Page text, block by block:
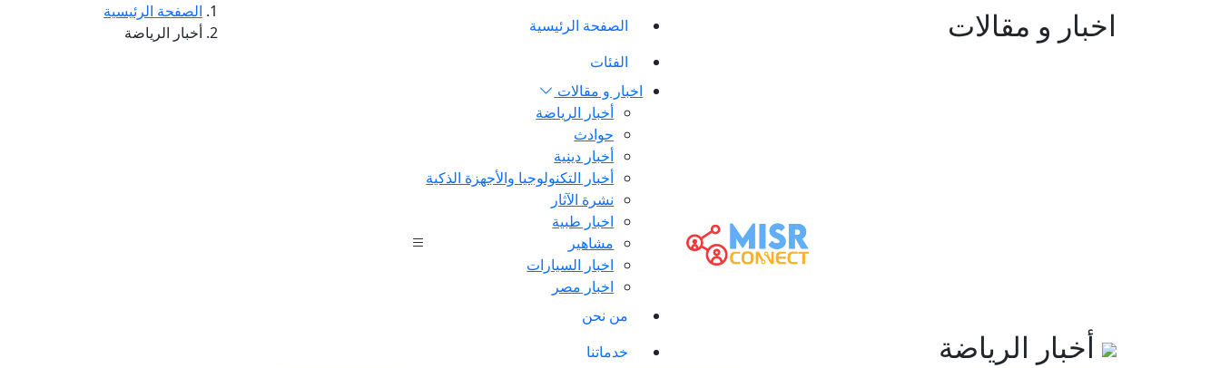
الصفحة الرئيسية
الفئات
اخبار و مقالات
أخبار الرياضة
حوادث
أخبار دينية
أخبار التكنولوجيا والأجهزة الذكية
نشرة الآثار
اخبار طبية
مشاهير
اخبار السيارات
اخبار مصر
من نحن
خدماتنا
اخبار و مقالات
الصفحة الرئيسية
أخبار الرياضة
أخبار الرياضة